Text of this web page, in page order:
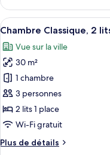
très
grand
lit,
vue
ville
le
type
de
Chambre
Classique,
très
grand
lit,
vue
ville
Afficher
toutes
les
photos
pour
ce
type
de
chambre :
Chambre
7
Chambre Classique, 2
Vue sur la ville
30 m²
1 chambre
3 personnes
2 lits 1 place
Wi-Fi gratuit
Plus de détails
Plus